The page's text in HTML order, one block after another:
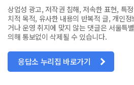
상업성 광고, 저작권 침해, 저속한 표현, 특
치적 목적, 유사한 내용의 반복적 글, 개인
거나 운영 취지에 맞지 않는 댓글은 서울특
의해 통보없이 삭제될 수 있습니다.
응답소 누리집 바로가기